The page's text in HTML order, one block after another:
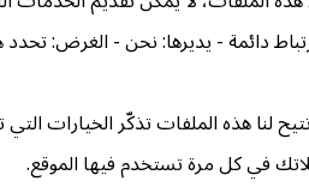
دائمة - يديرها: نحن - الغرض:
لنا هذه الملفات تذكّر الخيارات
في كل مرة تستخدم فيها الموقع.